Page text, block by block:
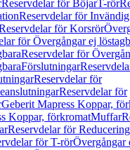
Reservdelar för BöjarT-rör
Reservdelar för Invändig
för Korsrör
för Övergångar ej
Reservdelar för
Förslutningar
Reservdelar för
Reservdelar för
Geberit Mapress Koppar,
Koppar, förkromatMuffar
Reservdelar för
för T-rörÖvergångar